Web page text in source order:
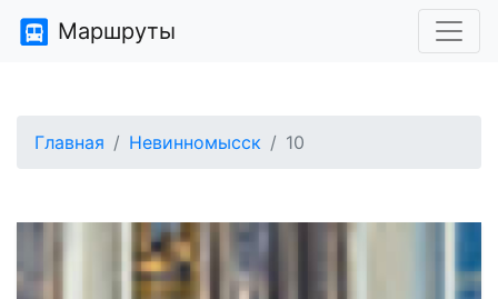
Маршруты
Главная Невинномысск 10